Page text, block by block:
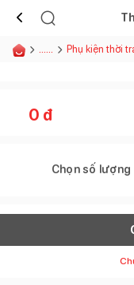
...... Phụ kiện thời
0 đ
Chọn số lượng